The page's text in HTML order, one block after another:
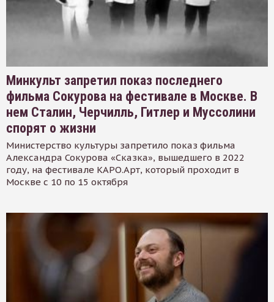
Минкульт запретил показ последнего
фильма Сокурова на фестивале в Москве. В
нем Сталин, Черчилль, Гитлер и Муссолини
спорят о жизни
Министерство культуры запретило показ фильма
Александра Сокурова «Сказка», вышедшего в 2022
году, на фестивале КАРО.Арт, который проходит в
Москве с 10 по 15 октября